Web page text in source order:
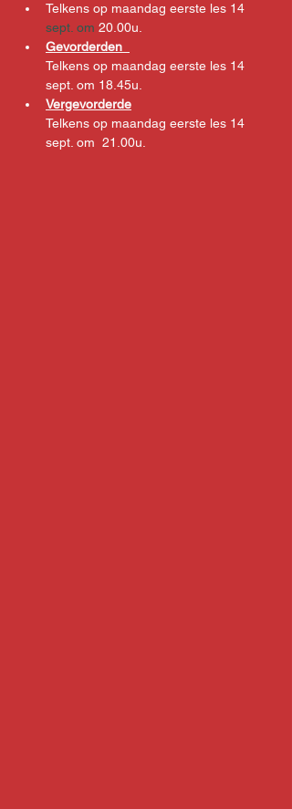
Telkens op maandag eerste les 14
sept. om 20.00u.
Gevorderden
Telkens op maandag eerste les 14
sept. om 18.45u.
Vergevorderde
Telkens op maandag eerste les 14
sept. om  21.00u.